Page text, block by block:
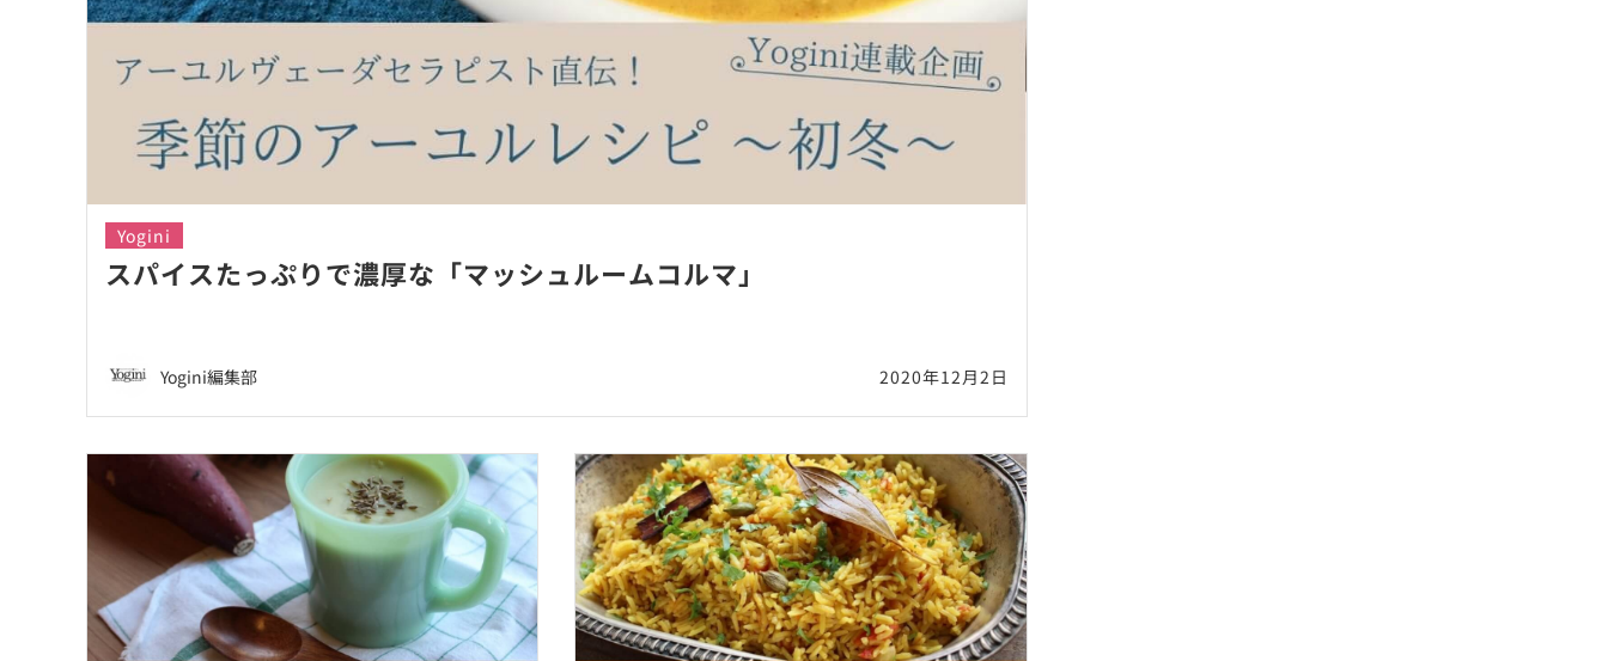
Yogini
スパイスたっぷりで濃厚な「マッシュルームコルマ」
Yogini編集部 2020年12月2日